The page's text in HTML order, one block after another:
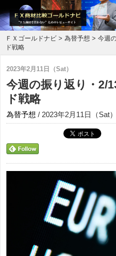
ＦＸゴールドナビ >為替予想 > 今週
ド戦略
2023年2月11日（Sat）
今週の振り返り・2/
ド戦略
為替予想 / 2023年2月11日（Sat）